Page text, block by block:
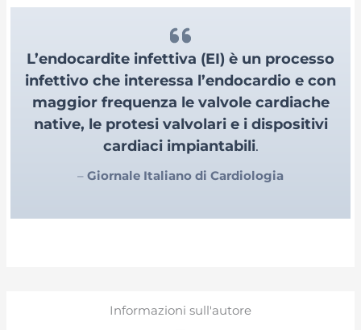
L’endocardite infettiva (EI) è un processo
infettivo che interessa l’endocardio e con
maggior frequenza le valvole cardiache
native, le protesi valvolari e i dispositivi
cardiaci impiantabili.
– Giornale Italiano di Cardiologia
Informazioni sull'autore